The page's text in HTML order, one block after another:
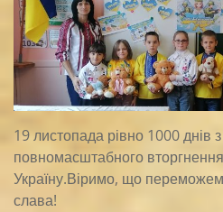
19 листопада рівно 1000 днів
повномасштабного
Україну.Віримо, що
слава!